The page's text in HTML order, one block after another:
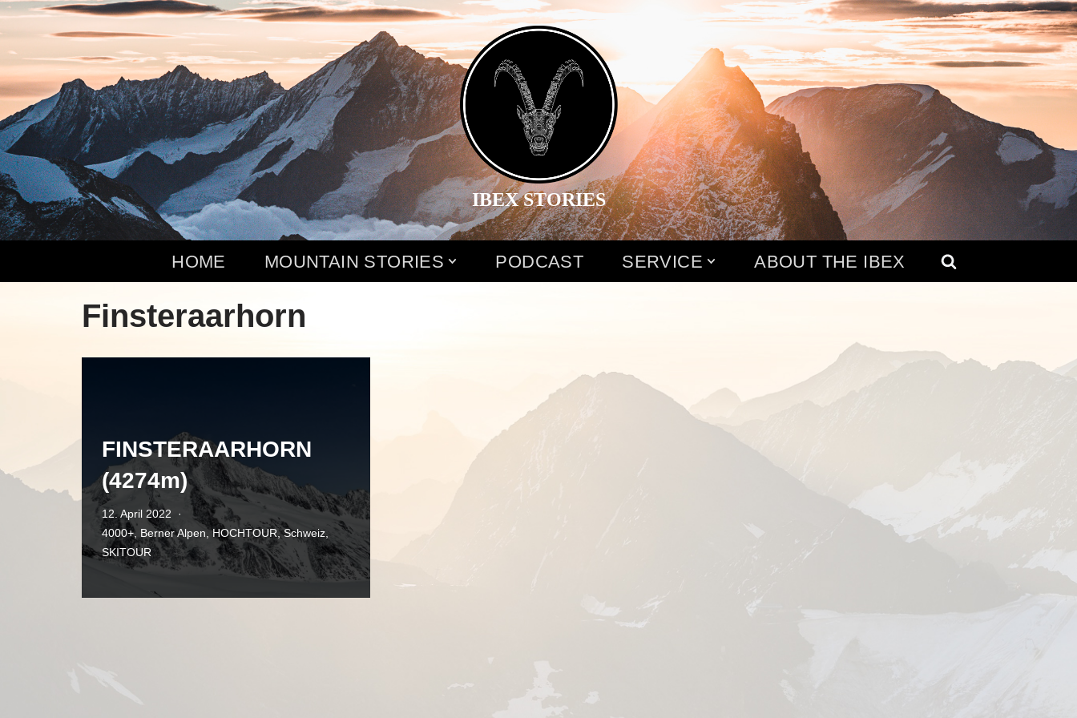
Inhalt
springen
IBEX STORIES
HOME MOUNTAIN STORIES PODCAST SERVICE ABOUT THE IBEX
Finsteraarhorn
FINSTERAARHORN
(4274m)
12. April 2022
4000+, Berner Alpen,HOCHTOUR,Schweiz
SKITOUR